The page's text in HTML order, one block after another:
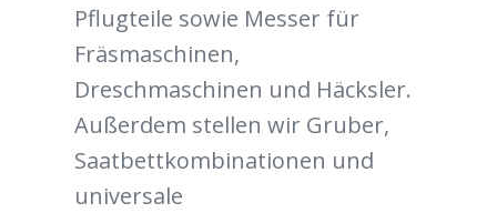
Pflugteile sowie Messer für
Fräsmaschinen,
Dreschmaschinen und Häcksler.
Außerdem stellen wir Gruber,
Saatbettkombinationen und
universale